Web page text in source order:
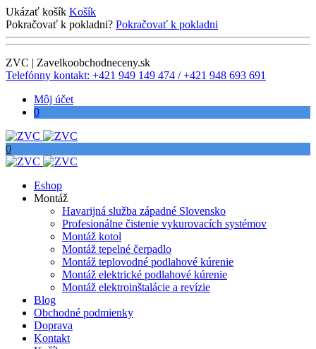
Ukázať košík Košík
Pokračovať k pokladni? Pokračovať k pokladni
ZVC | Zavelkoobchodneceny.sk
Telefónny kontakt: +421 949 149 474 / +421 948 693 691
Môj účet
0
0
Eshop
Montáž
Havarijná služba západné Slovensko
Profesionálne čistenie vykurovacích systémov
Montáž kotol
Montáž tepelné čerpadlo
Montáž teplovodné podlahové kúrenie
Montáž elektrické podlahové kúrenie
Montáž elektroinštalácie a revízie
Blog
Obchodné podmienky
Doprava
Kontakt